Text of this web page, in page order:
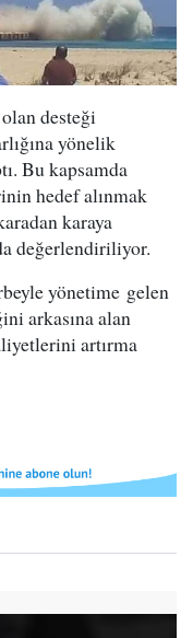
desteği
yönelik
Bu kapsamda
hedef alınmak
karaya
değerlendiriliyor.
yönetime gelen
arkasına alan
artırma